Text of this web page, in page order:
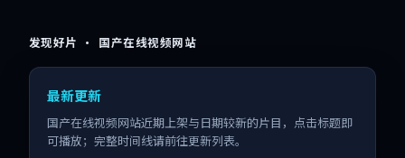
发现好片 · 国产在线视频网站
最新更新
国产在线视频网站近期上架与日期较新的片目，点击标题即
可播放；完整时间线请前往更新列表。